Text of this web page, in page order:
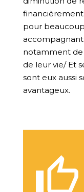
pour beaucoup
notamment
de leur vie/ Et
sont eux aussi
avantageux.